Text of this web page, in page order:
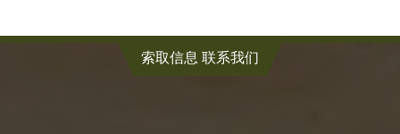
索取信息 联系我们